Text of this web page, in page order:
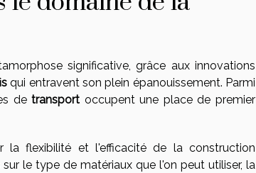
significative, grâce aux innovations
qui entravent son plein épanouissement. Parmi
detransport occupent une place de premier
la flexibilité et l'efficacité de la construction
le type de matériaux que l'on peut utiliser, la